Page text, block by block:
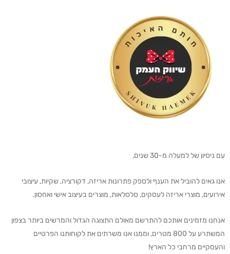
עם ניסיון של למעלה מ-30 שנים,
אנו גאים להוביל את הענף ולספק פתרונות אריזה, דקורציה, שקיות, עיצובי
אירועים, מוצרי אריזה לעסקים, סלסלאות, מוצרים בעיצוב אישי ואחסון.
אנחנו מזמינים אותכם להתרשם מאולם התצוגה הגדול והמרשים ביותר בצפון
המשתרע על 800 מטרים, וממנו אנו משרתים את לקוחותנו הפרטיים
והעסקיים מרחבי כל הארץ!